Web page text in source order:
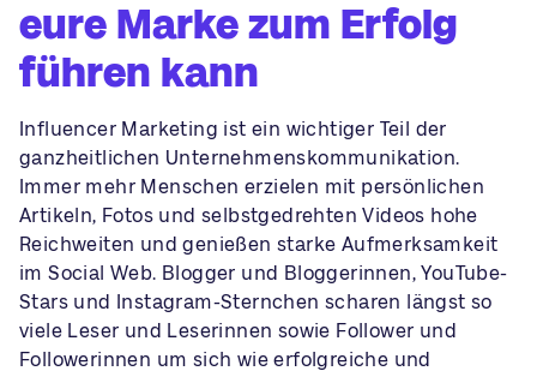
eure Marke zum Erfolg
führen kann
Influencer Marketing ist ein wichtiger Teil der
ganzheitlichen Unternehmenskommunikation.
Immer mehr Menschen erzielen mit persönlichen
Artikeln, Fotos und selbstgedrehten Videos hohe
Reichweiten und genießen starke Aufmerksamkeit
im Social Web. Blogger und Bloggerinnen, YouTube-
Stars und Instagram-Sternchen scharen längst so
viele Leser und Leserinnen sowie Follower und
Followerinnen um sich wie erfolgreiche und